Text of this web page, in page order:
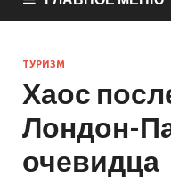
ТУРИЗМ
Хаос
Лондон-
очевидца